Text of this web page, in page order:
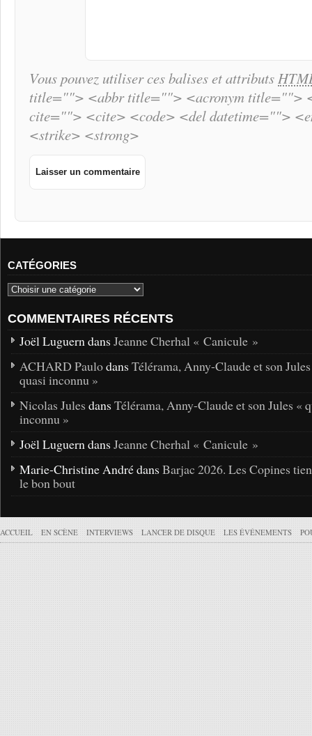
Vous pouvez utiliser ces balises et attributs
title=""> <abbr title=""> <acronym title="">
cite=""> <cite> <code> <del datetime="">
<strike> <strong>
CATÉGORIES
COMMENTAIRES RÉCENTS
Joël Luguern dans Jeanne Cherhal « Canicule »
ACHARD Paulodans Télérama, Anny-Claude et son
quasi inconnu »
Nicolas Jules dans Télérama, Anny-Claude et son Jules «
inconnu »
Joël Luguern dans Jeanne Cherhal « Canicule »
Marie-Christine André dans Barjac 2026. Les Copines
le bon bout
ACCUEIL EN SCÈNE INTERVIEWS LANCER DE DISQUE LES ÉVÉNEMENTS